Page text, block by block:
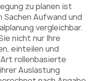
zu planen ist
Aufwand und
vergleichbar.
nicht nur Ihre
einteilen und
rollenbasierte
Auslastung